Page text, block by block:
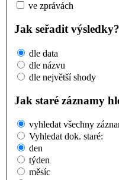
ve zprávách
Jak seřadit výsledky?
dle data
dle názvu
dle největší shody
Jak staré záznamy
vyhledat všechny
Vyhledat dok. staré:
den
týden
měsíc